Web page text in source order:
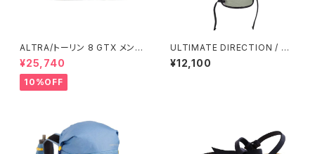
ALTRA/トーリン 8 GTX メンズ
Dusty Olive
¥25,740
10%OFF
ULTIMATE DIRECTION / ア
ルティメット ディレクション Tar
¥12,100